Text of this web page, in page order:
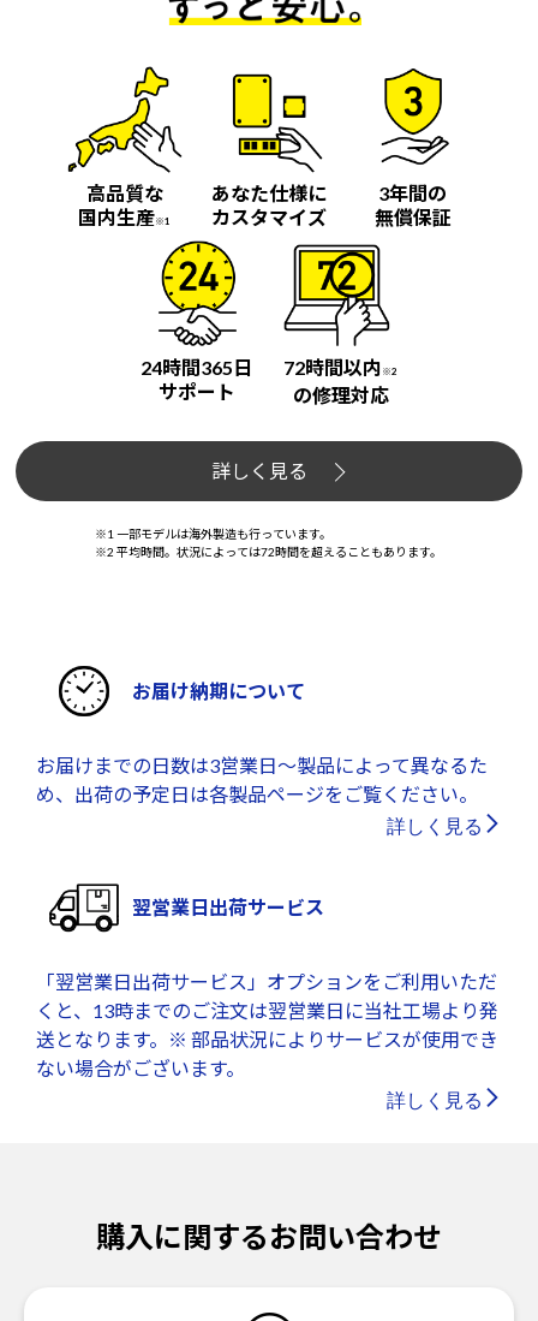
高品質な
国内生産※1
あなた仕様に
カスタマイズ
3年間の
無償保証
24時間365日
サポート
72時間以内 ※2
の修理対応
詳しく見る
※1 一部モデルは海外製造も行っています。
※2 平均時間。状況によっては72時間を超えることもあります。
お届け納期について
お届けまでの日数は3営業日～製品によって異なるた
め、出荷の予定日は各製品ページをご覧ください。
詳しく見る
翌営業日出荷サービス
「翌営業日出荷サービス」オプションをご利用いただ
くと、13時までのご注文は翌営業日に当社工場より発
送となります。※ 部品状況によりサービスが使用でき
ない場合がございます。
詳しく見る
購入に関するお問い合わせ